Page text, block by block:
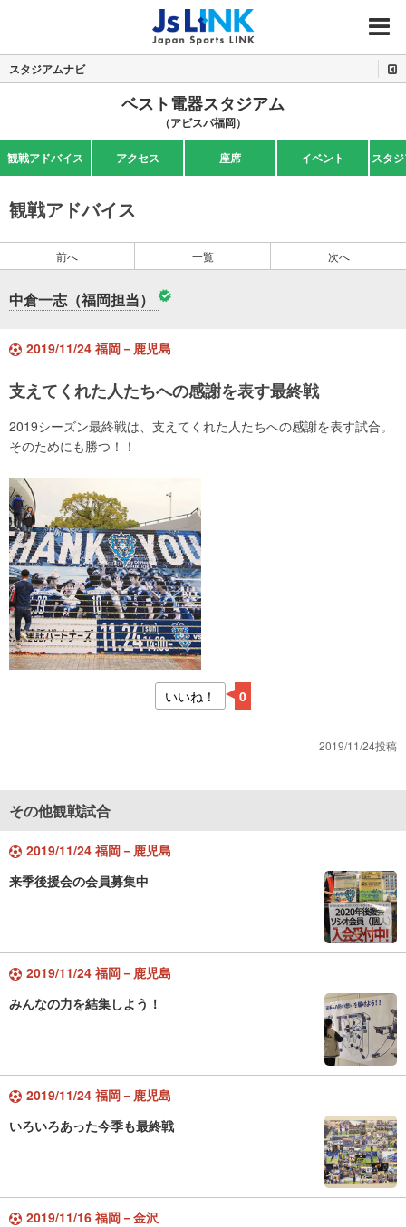
MENU
スタジアムナビ
ベスト電器スタジアム
（アビスパ福岡）
観戦アドバイス アクセス 座席 イベント スタ
観戦アドバイス
前へ 一覧 次へ
中倉一志（福岡担当）
2019/11/24 福岡－鹿児島
支えてくれた人たちへの感謝を表す最終戦
2019シーズン最終戦は、支えてくれた人たちへの感謝を表す試合。
そのためにも勝つ！！
いいね！ 0
2019/11/24投稿
その他観戦試合
2019/11/24 福岡－鹿児島
来季後援会の会員募集中
2019/11/24 福岡－鹿児島
みんなの力を結集しよう！
2019/11/24 福岡－鹿児島
いろいろあった今季も最終戦
2019/11/16 福岡－金沢